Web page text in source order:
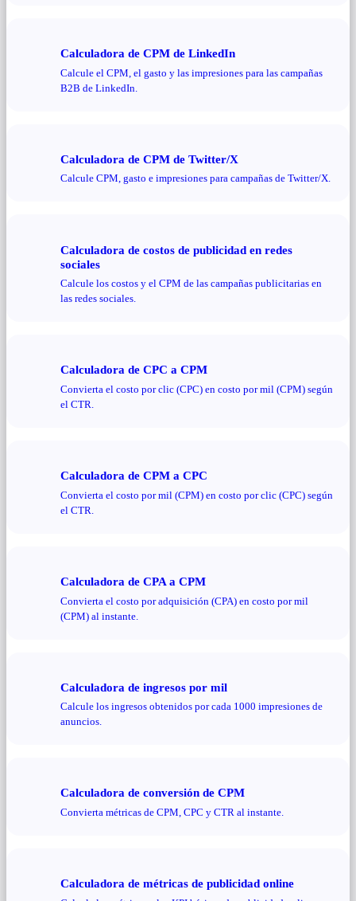
Calculadora de CPM de LinkedIn
Calcule el CPM, el gasto y las impresiones para las campañas
B2B de LinkedIn.
Calculadora de CPM de Twitter/X
Calcule CPM, gasto e impresiones para campañas de Twitter/X.
Calculadora de costos de publicidad en redes
sociales
Calcule los costos y el CPM de las campañas publicitarias en
las redes sociales.
Calculadora de CPC a CPM
Convierta el costo por clic (CPC) en costo por mil (CPM) según
el CTR.
Calculadora de CPM a CPC
Convierta el costo por mil (CPM) en costo por clic (CPC) según
el CTR.
Calculadora de CPA a CPM
Convierta el costo por adquisición (CPA) en costo por mil
(CPM) al instante.
Calculadora de ingresos por mil
Calcule los ingresos obtenidos por cada 1000 impresiones de
anuncios.
Calculadora de conversión de CPM
Convierta métricas de CPM, CPC y CTR al instante.
Calculadora de métricas de publicidad online